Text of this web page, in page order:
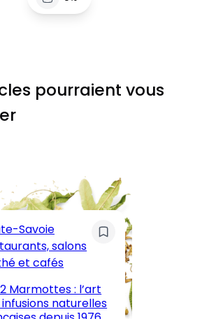
pourraient vous
Savoie
salons
et cafés
Marmottes : l’art
naturelles